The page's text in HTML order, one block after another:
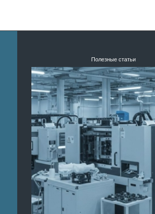
Полезные статьи